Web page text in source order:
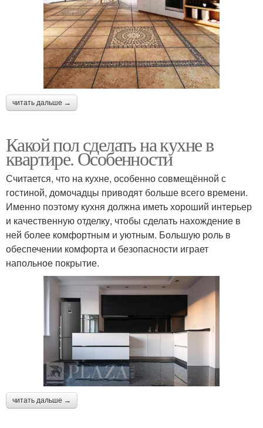
читать дальше →
Какой пол сделать на кухне в
квартире. Особенности
Считается, что на кухне, особенно совмещённой с
гостиной, домочадцы приводят больше всего времени.
Именно поэтому кухня должна иметь хороший интерьер
и качественную отделку, чтобы сделать нахождение в
ней более комфортным и уютным. Большую роль в
обеспечении комфорта и безопасности играет
напольное покрытие.
читать дальше →